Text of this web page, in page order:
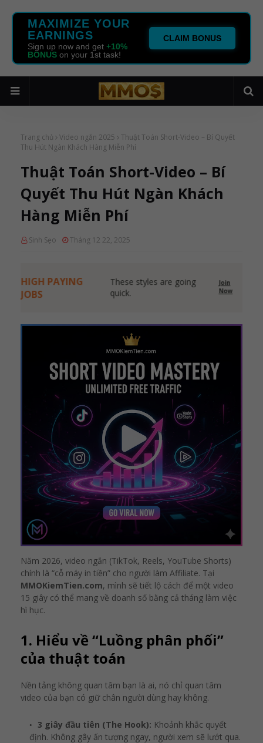
MAXIMIZE YOUR
EARNINGS
Sign up now and get +10%
BONUS on your 1st task!
CLAIM BONUS
Trang chủ Video ngắn 2025
Thuật Toán Short-Video – Bí Quyết
Thu Hút Ngàn Khách Hàng Miễn Phí
Thuật Toán Short-Video – Bí
Quyết Thu Hút Ngàn Khách
Hàng Miễn Phí
Sinh Sẹo Tháng 12 22, 2025
HIGH PAYING
JOBS
These styles are going
quick.
Join
Now
Năm 2026, video ngắn (TikTok, Reels, YouTube Shorts)
chính là “cỗ máy in tiền” cho người làm Affiliate. Tại
MMOKiemTien.com, mình sẽ tiết lộ cách để một video
15 giây có thể mang về doanh số bằng cả tháng làm việc
hì hục.
1. Hiểu về “Luồng phân phối”
của thuật toán
Nền tảng không quan tâm bạn là ai, nó chỉ quan tâm
video của bạn có giữ chân người dùng hay không.
3 giây đầu tiên (The Hook): Khoảnh khắc quyết
định. Không gây ấn tượng ngay, người xem sẽ lướt qua.